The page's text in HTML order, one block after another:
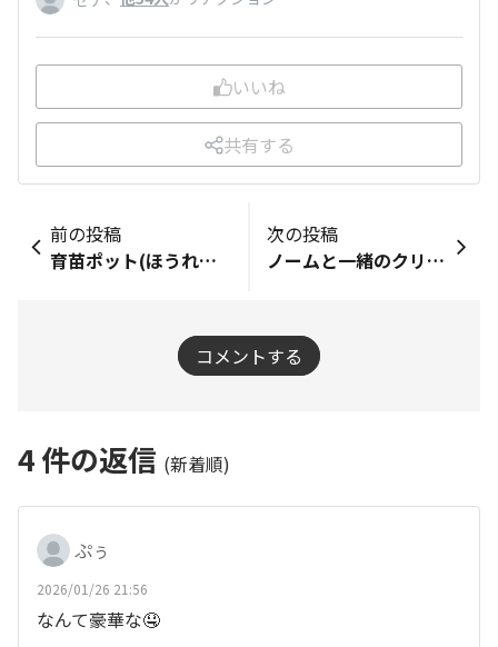
いいね
共有する
前の投稿
育苗ポット(ほうれん草成長)
次の投稿
ノームと一緒のクリスマス🎄🎉（一年間の感謝の気持ちをこめて♡）/第２弾！ Merry Christmas !!☆ *:`."*♪ヽ(*＾▽＾)ノ""
コメントする
4件の返信 (新着順)
ぷぅ
2026/01/26 21:56
なんて豪華な🤤